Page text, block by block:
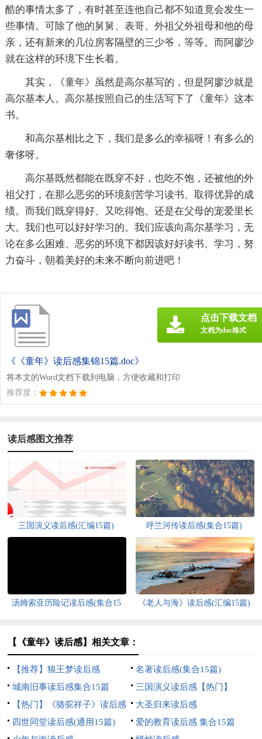
酷的事情太多了，有时甚至连他自己都不知道竟会发生一
些事情。可除了他的舅舅、表哥、外祖父外祖母和他的母
亲，还有新来的几位房客隔壁的三少爷，等等。而阿廖沙
就在这样的环境下生长着。
其实，《童年》虽然是高尔基写的，但是阿廖沙就是
高尔基本人。高尔基按照自己的生活写下了《童年》这本
书。
和高尔基相比之下，我们是多么的幸福呀！有多么的
奢侈呀。
高尔基既然都能在既穿不好，也吃不饱，还被他的外
祖父打，在那么恶劣的环境刻苦学习读书、取得优异的成
绩。而我们既穿得好、又吃得饱、还是在父母的宠爱里长
大。我们也可以好好学习的。我们应该向高尔基学习，无
论在多么困难、恶劣的环境下都因该好好读书、学习，努
力奋斗，朝着美好的未来不断向前进吧！
《《童年》读后感集锦15篇.doc》
将本文的Word文档下载到电脑，方便收藏和打印
推荐度：
点击下载文档
文档为doc格式
读后感图文推荐
三国演义读后感(汇编15篇) 呼兰河传读后感(集合15篇)
汤姆索亚历险记读后感(集合15
《老人与海》读后感(汇编15篇)
【《童年》读后感】相关文章：
【推荐】狼王梦读后感
名著读后感(集合15篇)
城南旧事读后感集合15篇
三国演义读后感【热门】
【热门】《骆驼祥子》读后感
大圣归来读后感
四世同堂读后感(通用15篇)
爱的教育读后感 集合15篇